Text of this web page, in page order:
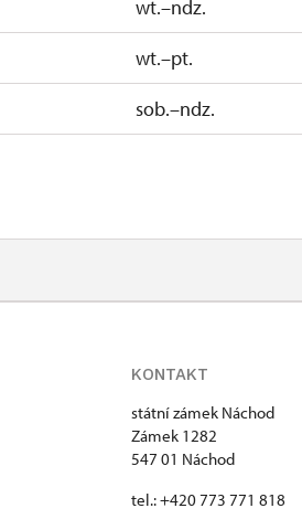
wt.–ndz.
wt.–pt.
sob.–ndz.
KONTAKT
státní zámek Náchod
Zámek 1282
547 01 Náchod
tel.: +420 773 771 818